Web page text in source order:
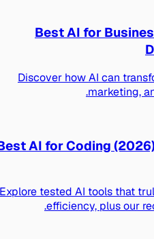
Best AI for
Discover how AI can
marketing,
Best AI for Coding
Explore tested AI tools that
efficiency, plus our